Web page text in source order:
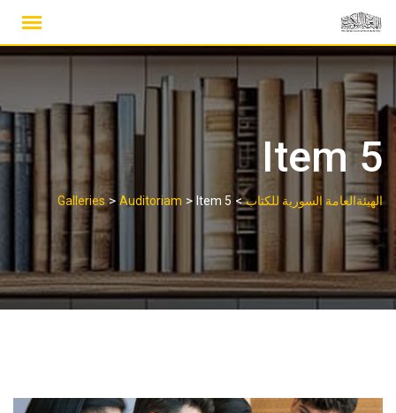
content
Item 5
الهيئةالعامة السورية للكتاب>
Galleries > Auditoriam > Item 5